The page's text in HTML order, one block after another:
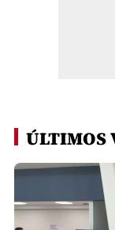
ÚLTIMOS